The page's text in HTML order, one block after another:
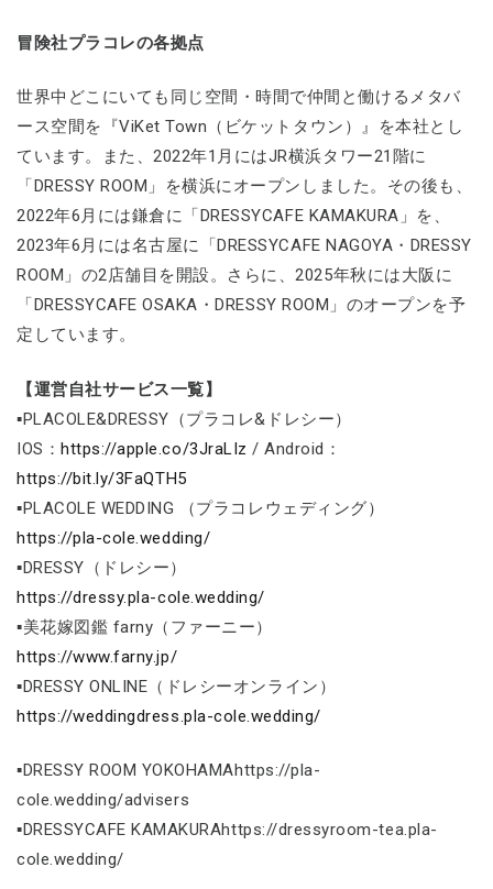
冒険社プラコレの各拠点
世界中どこにいても同じ空間・時間で仲間と働けるメタバ
ース空間を『ViKet Town（ビケットタウン）』を本社とし
ています。また、2022年1月にはJR横浜タワー21階に
「DRESSY ROOM」を横浜にオープンしました。その後も、
2022年6月には鎌倉に「DRESSYCAFE KAMAKURA」を、
2023年6月には名古屋に「DRESSYCAFE NAGOYA・DRESSY
ROOM」の2店舗目を開設。さらに、2025年秋には大阪に
「DRESSYCAFE OSAKA・DRESSY ROOM」のオープンを予
定しています。
【運営自社サービス一覧】
▪PLACOLE&DRESSY（プラコレ&ドレシー）
IOS：https://apple.co/3JraLIz / Android：
https://bit.ly/3FaQTH5
▪PLACOLE WEDDING （プラコレウェディング）
https://pla-cole.wedding/
▪DRESSY（ドレシー）
https://dressy.pla-cole.wedding/
▪美花嫁図鑑 farny（ファーニー）
https://www.farny.jp/
▪DRESSY ONLINE（ドレシーオンライン）
https://weddingdress.pla-cole.wedding/
▪DRESSY ROOM YOKOHAMAhttps://pla-
cole.wedding/advisers
▪DRESSYCAFE KAMAKURAhttps://dressyroom-tea.pla-
cole.wedding/